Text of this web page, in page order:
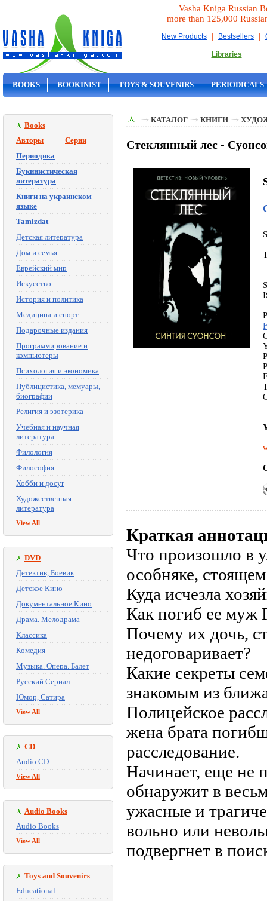
Vasha Kniga Russian
more than 125,000
New Products | Bestsellers |
Libraries
BOOKS BOOKINIST TOYS & SOUVENIRS PERIODICALS
Books
Авторы
Серии
Периодика
Букинистическая
литература
Книги на украинском
языке
Tamizdat
Детская литература
Дом и семья
Еврейский мир
Искусство
История и политика
Медицина и спорт
Подарочные издания
Программирование и
компьютеры
Психология и экономика
Публицистика, мемуары,
биографии
Религия и эзотерика
Учебная и научная
литература
Филология
Философия
Хобби и досуг
Художественная
литература
View All
DVD
Детектив, Боевик
Детское Кино
Документальное Кино
Драма. Мелодрама
Классика
Комедия
Музыка. Опера. Балет
Русский Сериал
Юмор, Сатира
View All
CD
Audio CD
View All
Audio Books
Audio Books
View All
Toys and Souvenirs
Educational
КАТАЛОГ КНИГИ
Стеклянный лес -
Краткая
Что произошло в
особняке,
Куда исчезла
Как погиб ее муж
Почему их дочь,
недоговаривает?
Какие секреты
знакомым из
Полицейское
жена брата
расследование.
Начинает, еще не
обнаружит в
ужасные и
вольно или
подвергнет в